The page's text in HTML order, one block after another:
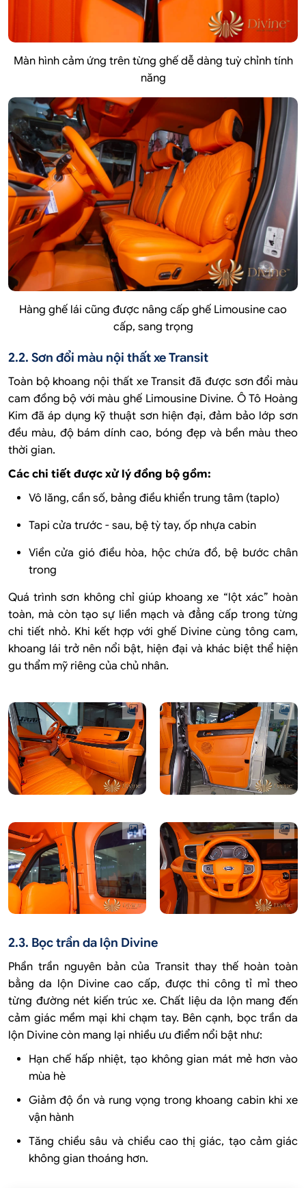
Màn hình cảm ứng trên từng ghế dễ dàng tuỳ chỉnh tính
năng
Hàng ghế lái cũng được nâng cấp ghế Limousine cao
cấp, sang trọng
2.2. Sơn đổi màu nội thất xe Transit
Toàn bộ khoang nội thất xe Transit đã được sơn đổi màu
cam đồng bộ với màu ghế Limousine Divine. Ô Tô Hoàng
Kim đã áp dụng kỹ thuật sơn hiện đại, đảm bảo lớp sơn
đều màu, độ bám dính cao, bóng đẹp và bền màu theo
thời gian.
Các chi tiết được xử lý đồng bộ gồm:
Vô lăng, cần số, bảng điều khiển trung tâm (taplo)
Tapi cửa trước - sau, bệ tỳ tay, ốp nhựa cabin
Viền cửa gió điều hòa, hộc chứa đồ, bệ bước chân
trong
Quá trình sơn không chỉ giúp khoang xe “lột xác” hoàn
toàn, mà còn tạo sự liền mạch và đẳng cấp trong từng
chi tiết nhỏ. Khi kết hợp với ghế Divine cùng tông cam,
khoang lái trở nên nổi bật, hiện đại và khác biệt thể hiện
gu thẩm mỹ riêng của chủ nhân.
2.3. Bọc trần da lộn Divine
Phần trần nguyên bản của Transit thay thế hoàn toàn
bằng da lộn Divine cao cấp, được thi công tỉ mỉ theo
từng đường nét kiến trúc xe. Chất liệu da lộn mang đến
cảm giác mềm mại khi chạm tay. Bên cạnh, bọc trần da
lộn Divine còn mang lại nhiều ưu điểm nổi bật như:
Hạn chế hấp nhiệt, tạo không gian mát mẻ hơn vào
mùa hè
Giảm độ ồn và rung vọng trong khoang cabin khi xe
vận hành
Tăng chiều sâu và chiều cao thị giác, tạo cảm giác
không gian thoáng hơn.